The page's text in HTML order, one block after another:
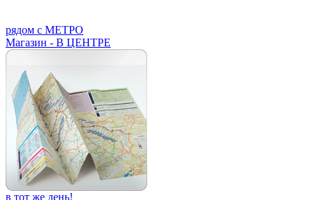
рядом с МЕТРО
Магазин - В ЦЕНТРЕ
в тот же день!